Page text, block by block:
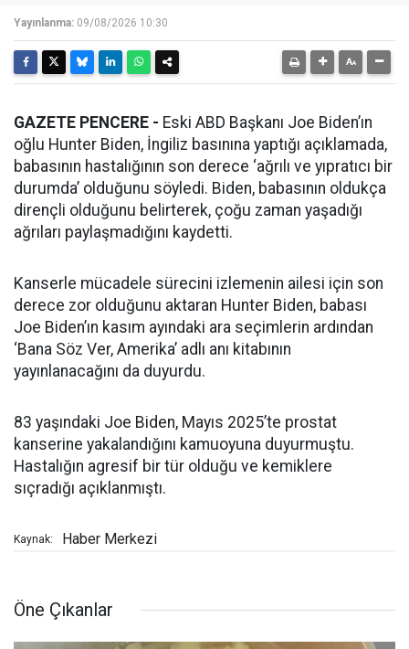
Yayınlanma: 09/08/2026 10:30
GAZETE PENCERE - Eski ABD Başkanı Joe Biden’ın
oğlu Hunter Biden, İngiliz basınına yaptığı açıklamada,
babasının hastalığının son derece ‘ağrılı ve yıpratıcı bir
durumda’ olduğunu söyledi. Biden, babasının oldukça
dirençli olduğunu belirterek, çoğu zaman yaşadığı
ağrıları paylaşmadığını kaydetti.
Kanserle mücadele sürecini izlemenin ailesi için son
derece zor olduğunu aktaran Hunter Biden, babası
Joe Biden’ın kasım ayındaki ara seçimlerin ardından
‘Bana Söz Ver, Amerika’ adlı anı kitabının
yayınlanacağını da duyurdu.
83 yaşındaki Joe Biden, Mayıs 2025’te prostat
kanserine yakalandığını kamuoyuna duyurmuştu.
Hastalığın agresif bir tür olduğu ve kemiklere
sıçradığı açıklanmıştı.
Kaynak: Haber Merkezi
Öne Çıkanlar